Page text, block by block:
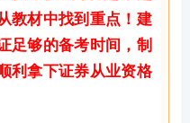
教材中找到重点！建
足够的备考时间，制
利拿下证券从业资格